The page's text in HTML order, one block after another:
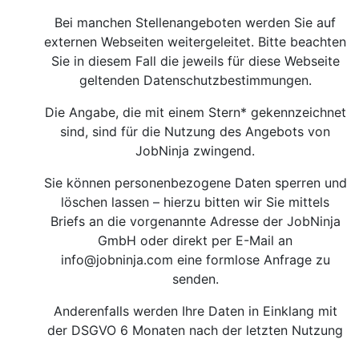
Bei manchen Stellenangeboten werden Sie auf
externen Webseiten weitergeleitet. Bitte beachten
Sie in diesem Fall die jeweils für diese Webseite
geltenden Datenschutzbestimmungen.
Die Angabe, die mit einem Stern* gekennzeichnet
sind, sind für die Nutzung des Angebots von
JobNinja zwingend.
Sie können personenbezogene Daten sperren und
löschen lassen – hierzu bitten wir Sie mittels
Briefs an die vorgenannte Adresse der JobNinja
GmbH oder direkt per E-Mail an
info@jobninja.com eine formlose Anfrage zu
senden.
Anderenfalls werden Ihre Daten in Einklang mit
der DSGVO 6 Monaten nach der letzten Nutzung